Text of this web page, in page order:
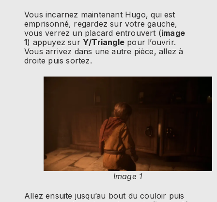
Vous incarnez maintenant Hugo, qui est
emprisonné, regardez sur votre gauche,
vous verrez un placard entrouvert (image
1) appuyez sur Y/Triangle pour l’ouvrir.
Vous arrivez dans une autre pièce, allez à
droite puis sortez.
Image 1
Allez ensuite jusqu’au bout du couloir puis